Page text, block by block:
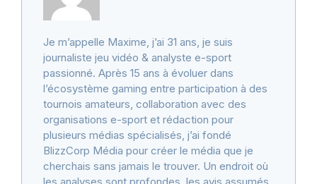
Je m’appelle Maxime, j’ai 31 ans, je suis
journaliste jeu vidéo & analyste e-sport
passionné. Après 15 ans à évoluer dans
l’écosystème gaming entre participation à des
tournois amateurs, collaboration avec des
organisations e-sport et rédaction pour
plusieurs médias spécialisés, j’ai fondé
BlizzCorp Média pour créer le média que je
cherchais sans jamais le trouver. Un endroit où
les analyses sont profondes, les avis assumés